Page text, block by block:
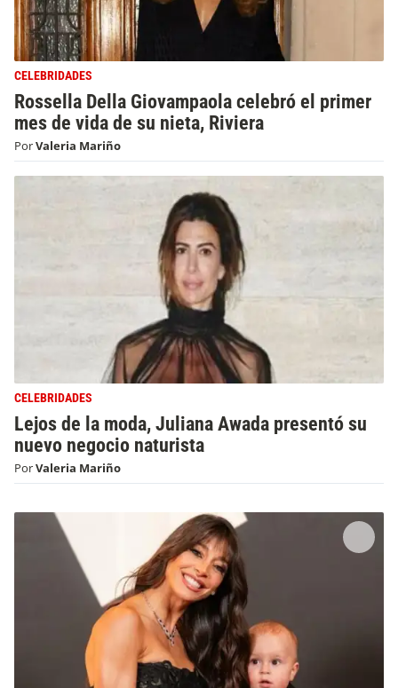
CELEBRIDADES
Rossella Della Giovampaola celebró el primer
mes de vida de su nieta, Riviera
PorValeria Mariño
CELEBRIDADES
Lejos de la moda, Juliana Awada presentó su
nuevo negocio naturista
PorValeria Mariño